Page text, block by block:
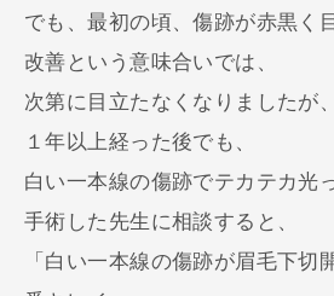
でも、最初の頃、傷跡が赤黒く
改善という意味合いでは、
次第に目立たなくなりましたが、
１年以上経った後でも、
白い一本線の傷跡でテカテカ光
手術した先生に相談すると、
「白い一本線の傷跡が眉毛下切